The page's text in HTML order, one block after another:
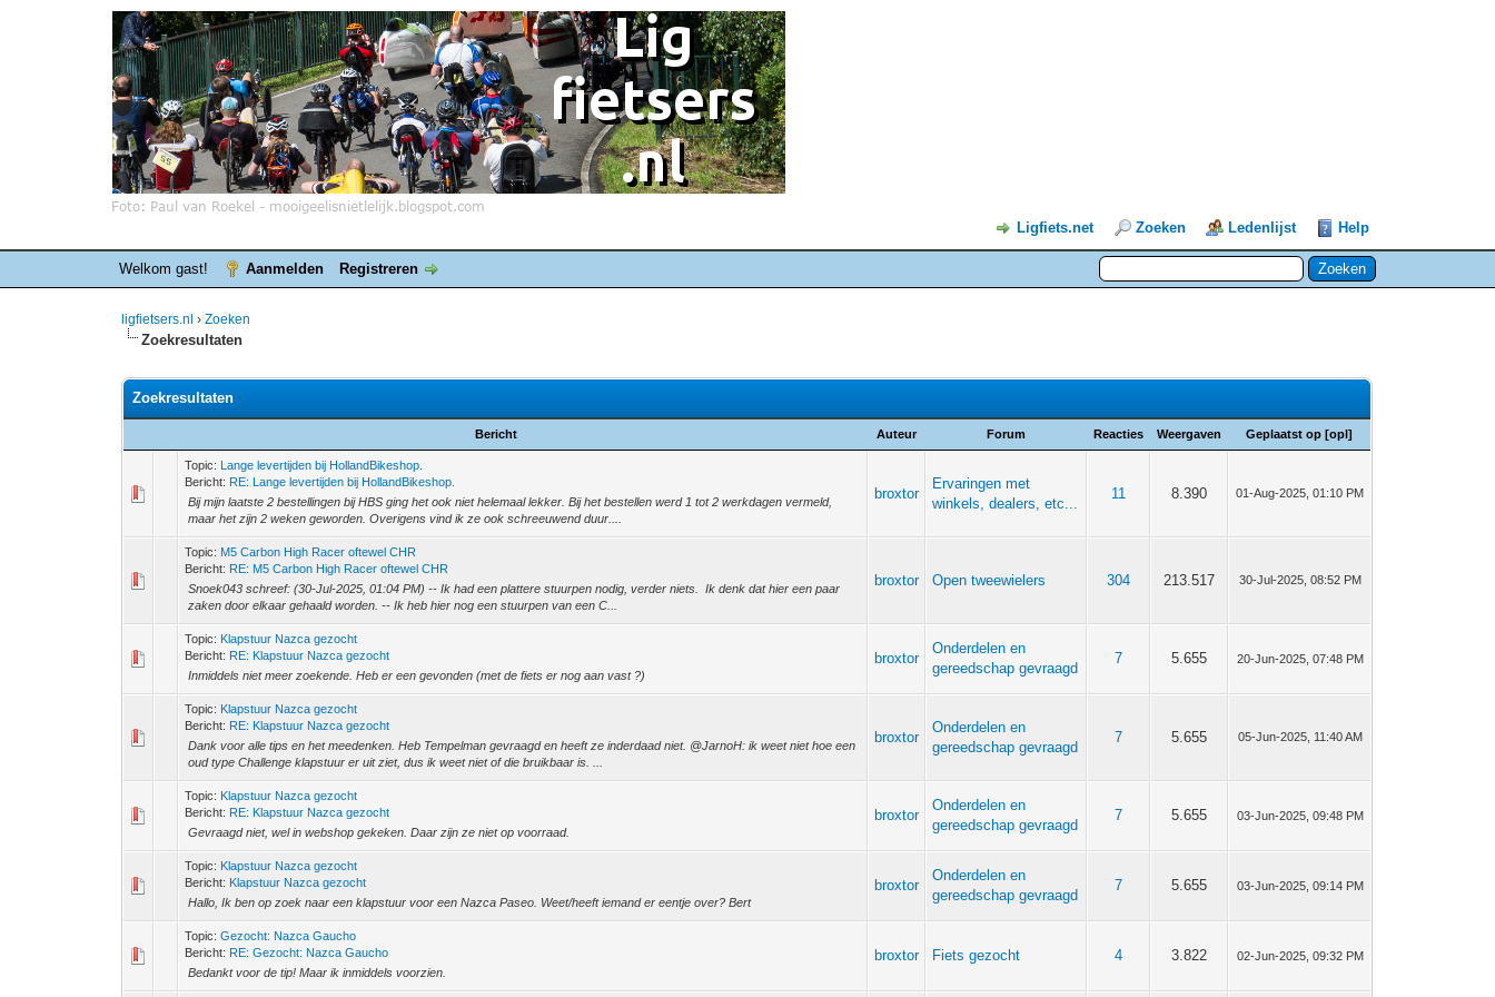
Ligfiets.net Zoeken Ledenlijst Help
Welkom gast! Aanmelden Registreren
ligfietsers.nl ›Zoeken
Zoekresultaten
Zoekresultaten
Bericht Auteur Forum Reacties Weergaven Geplaatst op [opl]
Topic: Lange levertijden bij HollandBikeshop.
Bericht: RE: Lange levertijden bij HollandBikeshop.
Bij mijn laatste 2 bestellingen bij HBS ging het ook niet helemaal lekker. Bij het bestellen werd 1 tot 2 werkdagen vermeld,
maar het zijn 2 weken geworden. Overigens vind ik ze ook schreeuwend duur....
broxtor
Ervaringen met
winkels, dealers, etc...
11 8.390 01-Aug-2025, 01:10 PM
Topic: M5 Carbon High Racer oftewel CHR
Bericht: RE: M5 Carbon High Racer oftewel CHR
Snoek043 schreef: (30-Jul-2025, 01:04 PM) -- Ik had een plattere stuurpen nodig, verder niets. Ik denk dat hier een paar
zaken door elkaar gehaald worden. -- Ik heb hier nog een stuurpen van een C...
broxtor Open tweewielers 304 213.517 30-Jul-2025, 08:52 PM
Topic: Klapstuur Nazca gezocht
Bericht: RE: Klapstuur Nazca gezocht
Inmiddels niet meer zoekende. Heb er een gevonden (met de fiets er nog aan vast ?)
broxtor
Onderdelen en
gereedschap gevraagd
7 5.655 20-Jun-2025, 07:48 PM
Topic: Klapstuur Nazca gezocht
Bericht: RE: Klapstuur Nazca gezocht
Dank voor alle tips en het meedenken. Heb Tempelman gevraagd en heeft ze inderdaad niet. @JarnoH: ik weet niet hoe een
oud type Challenge klapstuur er uit ziet, dus ik weet niet of die bruikbaar is. ...
broxtor
Onderdelen en
gereedschap gevraagd
7 5.655 05-Jun-2025, 11:40 AM
Topic: Klapstuur Nazca gezocht
Bericht: RE: Klapstuur Nazca gezocht
Gevraagd niet, wel in webshop gekeken. Daar zijn ze niet op voorraad.
broxtor
Onderdelen en
gereedschap gevraagd
7 5.655 03-Jun-2025, 09:48 PM
Topic: Klapstuur Nazca gezocht
Bericht: Klapstuur Nazca gezocht
Hallo, Ik ben op zoek naar een klapstuur voor een Nazca Paseo. Weet/heeft iemand er eentje over? Bert
broxtor
Onderdelen en
gereedschap gevraagd
7 5.655 03-Jun-2025, 09:14 PM
Topic:Gezocht: Nazca Gaucho
Bericht: RE: Gezocht: Nazca Gaucho
Bedankt voor de tip! Maar ik inmiddels voorzien.
broxtor Fiets gezocht 4 3.822 02-Jun-2025, 09:32 PM